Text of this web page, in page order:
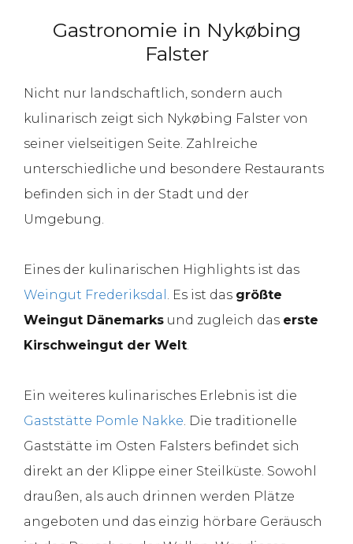
Gastronomie in Nykøbing
Falster
Nicht nur landschaftlich, sondern auch
kulinarisch zeigt sich Nykøbing Falster von
seiner vielseitigen Seite. Zahlreiche
unterschiedliche und besondere Restaurants
befinden sich in der Stadt und der
Umgebung.
Eines der kulinarischen Highlights ist das
Weingut Frederiksdal
. Es ist das größte
Weingut Dänemarks und zugleich das erste
Kirschweingut der Welt
Ein weiteres kulinarisches Erlebnis ist die
Gaststätte Pomle Nakke . Die traditionelle
Gaststätte im Osten Falsters befindet sich
direkt an der Klippe einer Steilküste. Sowohl
draußen, als auch drinnen werden Plätze
angeboten und das einzig hörbare Geräusch